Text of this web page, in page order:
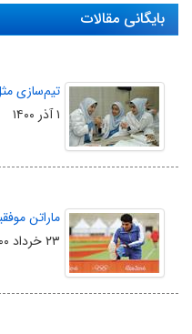
بایگانی مقالات
تیم‌سازی
۱ آذر ۱۴۰۰
ماراتن
۲۳ خرداد ۱۴۰۰